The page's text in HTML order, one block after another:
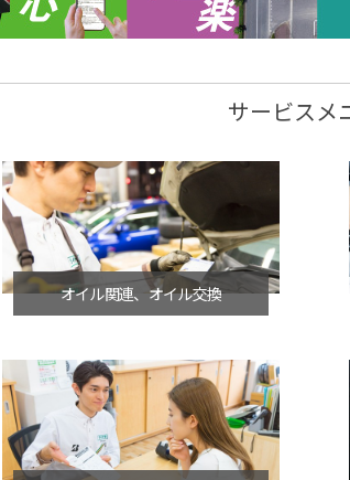
サービスメ
オイル関連、オイル交換